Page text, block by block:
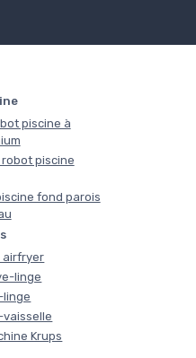
piscine à
piscine
fond parois
airfryer
linge
linge
vaisselle
Krups